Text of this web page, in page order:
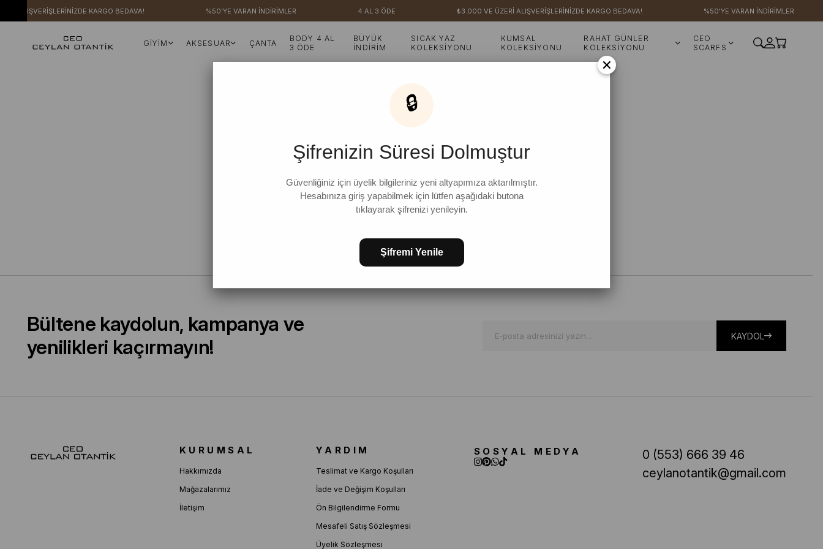
ALIŞVERİŞLERİNİZDE KARGO BEDAVA! %50'YE VARAN İNDİRİMLER 4 AL 3 ÖDE ₺3.000 VE ÜZERİ ALIŞVERİŞLERİNİZDE KARGO BEDAVA! %50'YE VARAN İNDİRİMLER
GİYİM AKSESUAR ÇANTA
BODY 4 AL
3 ÖDE
BÜYÜK
İNDİRİM
SICAK YAZ
KOLEKSİYONU
KUMSAL
KOLEKSİYONU
RAHAT GÜNLER
KOLEKSİYONU
CEO
SCARFS
Bültene kaydolun, kampanya ve
yenilikleri kaçırmayın!
KAYDOL
KURUMSAL
Hakkımızda
Mağazalarımız
İletişim
YARDIM
Teslimat ve Kargo Koşulları
İade ve Değişim Koşulları
Ön Bilgilendirme Formu
Mesafeli Satış Sözleşmesi
Üyelik Sözleşmesi
SOSYAL MEDYA
0 (553) 666 39 46
ceylanotantik@gmail.com
×
🔒
Şifrenizin Süresi Dolmuştur
Güvenliğiniz için üyelik bilgileriniz yeni altyapımıza aktarılmıştır.
Hesabınıza giriş yapabilmek için lütfen aşağıdaki butona
tıklayarak şifrenizi yenileyin.
Şifremi Yenile